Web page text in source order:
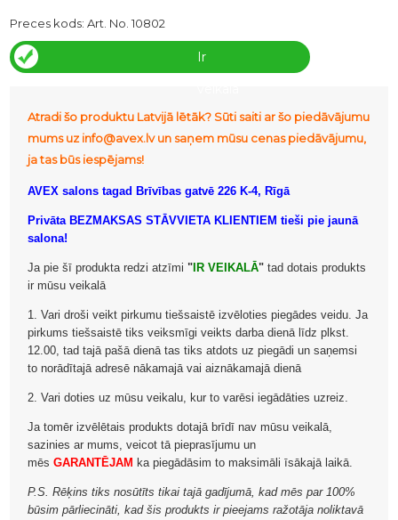
Preces kods:Art. No. 10802
Ir
Atradi šo produktu Latvijā lētāk? Sūti saiti ar šo piedāvājumu
mums uz info@avex.lv un saņem mūsu cenas piedāvājumu,
ja tas būs iespējams!
AVEX salons tagad Brīvības gatvē 226 K-4, Rīgā
Privāta BEZMAKSAS STĀVVIETA KLIENTIEM tieši pie jaunā
salona!
Ja pie šī produkta redzi atzīmi " IR VEIKALĀ" tad dotais produkts
ir mūsu veikalā
1. Vari droši veikt pirkumu tiešsaistē izvēloties piegādes veidu. Ja
pirkums tiešsaistē tiks veiksmīgi veikts darba dienā līdz plkst.
12.00, tad tajā pašā dienā tas tiks atdots uz piegādi un saņemsi
to norādītajā adresē nākamajā vai aiznākamajā dienā
2. Vari doties uz mūsu veikalu, kur to varēsi iegādāties uzreiz.
Ja tomēr izvēlētais produkts dotajā brīdī nav mūsu veikalā,
sazinies ar mums, veicot tā pieprasījumu un
mēsGARANTĒJAM ka piegādāsim to maksimāli īsākajā laikā.
P.S. Rēķins tiks nosūtīts tikai tajā gadījumā, kad mēs par 100%
būsim pārliecināti, kad šis produkts ir pieejams ražotāja noliktavā